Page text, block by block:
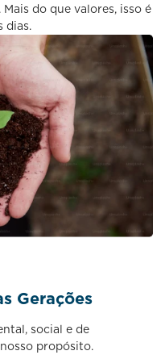
do que valores, isso é
dias.
Gerações
social e de
propósito.